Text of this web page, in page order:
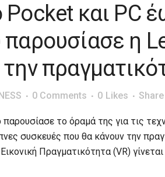
και PC
η
την
0 Comments 0 Likes Share
το όραμά της για τις
συσκευές που θα κάνουν την
Πραγματικότητα (VR)